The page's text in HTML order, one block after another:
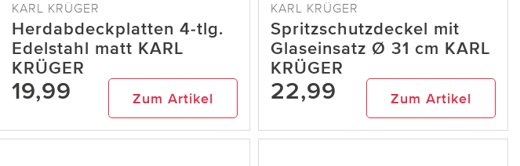
KARL KRÜGER
Herdabdeckplatten 4-tlg.
Edelstahl matt KARL
KRÜGER
19,99 Zum Artikel
KARL KRÜGER
Spritzschutzdeckel mit
Glaseinsatz Ø 31 cm KARL
KRÜGER
22,99 Zum Artikel